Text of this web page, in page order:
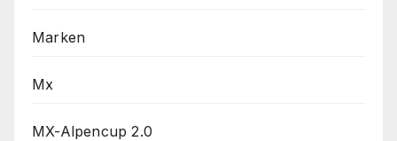
Marken
Mx
MX-Alpencup 2.0